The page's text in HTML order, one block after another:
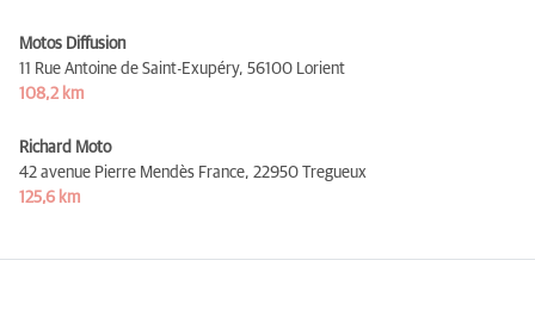
Motos Diffusion
11 Rue Antoine de Saint-Exupéry, 56100 Lorient
108,2 km
Richard Moto
42 avenue Pierre Mendès France, 22950 Tregueux
125,6 km